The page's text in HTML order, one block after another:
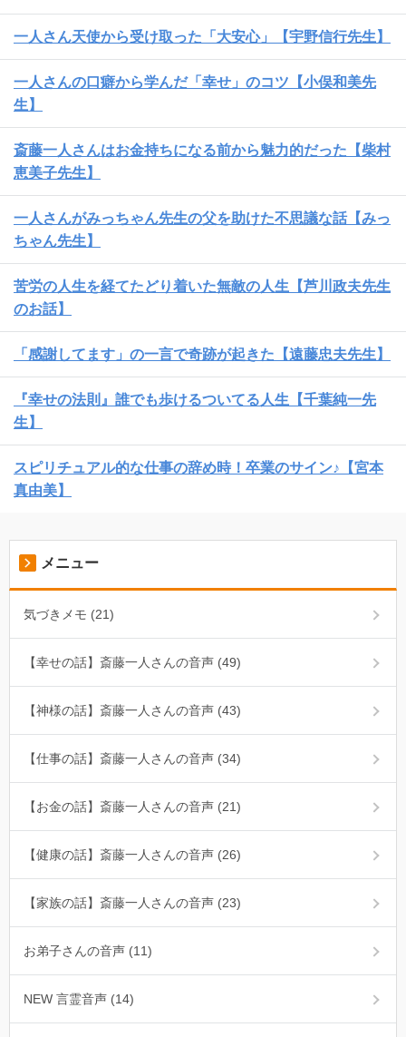
一人さん天使から受け取った「大安心」【宇野信行先生】
一人さんの口癖から学んだ「幸せ」のコツ【小俣和美先
生】
斎藤一人さんはお金持ちになる前から魅力的だった【柴村
恵美子先生】
一人さんがみっちゃん先生の父を助けた不思議な話【みっ
ちゃん先生】
苦労の人生を経てたどり着いた無敵の人生【芦川政夫先生
のお話】
「感謝してます」の一言で奇跡が起きた【遠藤忠夫先生】
『幸せの法則』誰でも歩けるついてる人生【千葉純一先
生】
スピリチュアル的な仕事の辞め時！卒業のサイン♪【宮本
真由美】
メニュー
気づきメモ (21)
【幸せの話】斎藤一人さんの音声 (49)
【神様の話】斎藤一人さんの音声 (43)
【仕事の話】斎藤一人さんの音声 (34)
【お金の話】斎藤一人さんの音声 (21)
【健康の話】斎藤一人さんの音声 (26)
【家族の話】斎藤一人さんの音声 (23)
お弟子さんの音声 (11)
NEW 言霊音声 (14)